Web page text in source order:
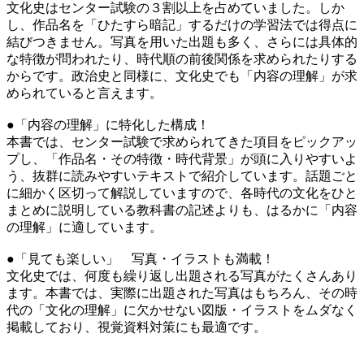
文化史はセンター試験の３割以上を占めていました。しか
し、作品名を「ひたすら暗記」するだけの学習法では得点に
結びつきません。写真を用いた出題も多く、さらには具体的
な特徴が問われたり、時代順の前後関係を求められたりする
からです。政治史と同様に、文化史でも「内容の理解」が求
められていると言えます。
●「内容の理解」に特化した構成！
本書では、センター試験で求められてきた項目をピックアッ
プし、「作品名・その特徴・時代背景」が頭に入りやすいよ
う、抜群に読みやすいテキストで紹介しています。話題ごと
に細かく区切って解説していますので、各時代の文化をひと
まとめに説明している教科書の記述よりも、はるかに「内容
の理解」に適しています。
●「見ても楽しい」 写真・イラストも満載！
文化史では、何度も繰り返し出題される写真がたくさんあり
ます。本書では、実際に出題された写真はもちろん、その時
代の「文化の理解」に欠かせない図版・イラストをムダなく
掲載しており、視覚資料対策にも最適です。